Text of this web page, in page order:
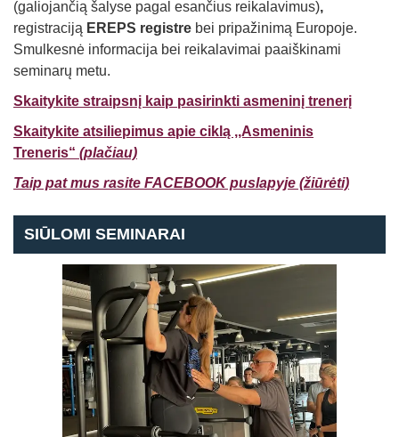
(galiojančią šalyse pagal esančius reikalavimus),
registraciją EREPS registre bei pripažinimą Europoje.
Smulkesnė informacija bei reikalavimai paaiškinami
seminarų metu.
Skaitykite straipsnį kaip pasirinkti asmeninį trenerį
Skaitykite atsiliepimus apie ciklą ,,Asmeninis
Treneris“ (plačiau)
Taip pat mus rasite FACEBOOK puslapyje (žiūrėti)
SIŪLOMI SEMINARAI